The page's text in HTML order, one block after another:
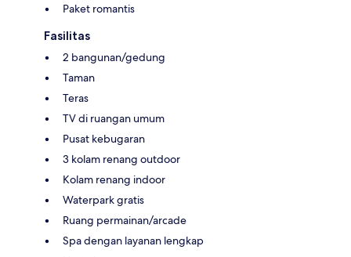
Paket romantis
Fasilitas
2 bangunan/gedung
Taman
Teras
TV di ruangan umum
Pusat kebugaran
3 kolam renang outdoor
Kolam renang indoor
Waterpark gratis
Ruang permainan/arcade
Spa dengan layanan lengkap